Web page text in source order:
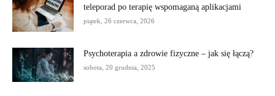
teleporad po terapię wspomaganą aplikacjami
piątek, 26 czerwca, 2026
Psychoterapia a zdrowie fizyczne – jak się łączą?
sobota, 20 grudnia, 2025